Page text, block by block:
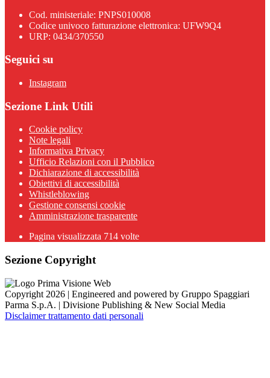
Cod. ministeriale: PNPS010008
Codice univoco fatturazione elettronica: UFW9Q4
URP: 0434/370550
Seguici su
Instagram
Sezione Link Utili
Cookie policy
Note legali
Informativa Privacy
Ufficio Relazioni con il Pubblico
Dichiarazione di accessibilità
Obiettivi di accessibilità
Whistleblowing
Gestione consensi cookie
Amministrazione trasparente
Pagina visualizzata 714 volte
Sezione Copyright
Copyright 2026 | Engineered and powered by Gruppo Spaggiari
Parma S.p.A. | Divisione Publishing & New Social Media
Disclaimer trattamento dati personali